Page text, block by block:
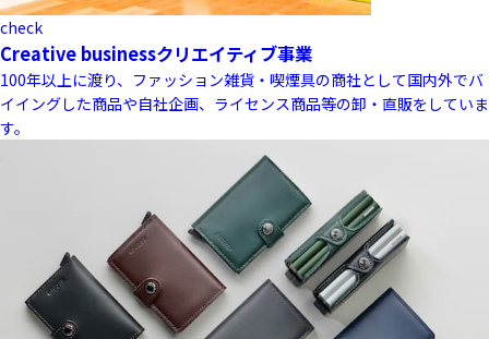
check
Creative businessクリエイティブ事業
100年以上に渡り、ファッション雑貨・喫煙具の商社として国内外でバ
イイングした商品や自社企画、ライセンス商品等の卸・直販をしていま
す。